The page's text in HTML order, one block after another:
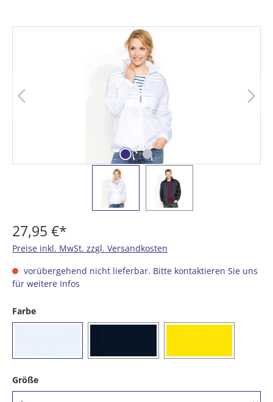
27,95 €*
Preise inkl. MwSt. zzgl. Versandkosten
vorübergehend nicht lieferbar. Bitte kontaktieren Sie uns
für weitere Infos
Farbeauswählen
Größeauswählen